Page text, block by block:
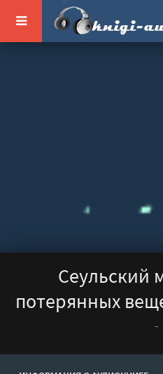
Сеульский
потерянных
-